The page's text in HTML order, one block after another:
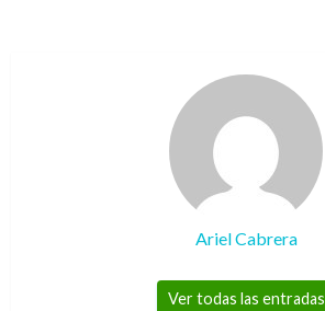
Ariel Cabrera
Ver todas las entradas